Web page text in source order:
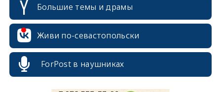
Большие темы и драмы
Живи по-севастопольски
ForPost в наушниках
erid: 2SDnjcrDNw6